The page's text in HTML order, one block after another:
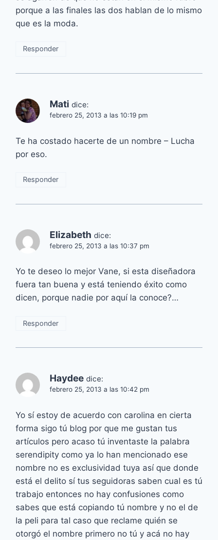
porque a las finales las dos hablan de lo mismo
que es la moda.
Responder
Mati dice:
febrero 25, 2013 a las 10:19 pm
Te ha costado hacerte de un nombre – Lucha
por eso.
Responder
Elizabeth dice:
febrero 25, 2013 a las 10:37 pm
Yo te deseo lo mejor Vane, si esta diseñadora
fuera tan buena y está teniendo éxito como
dicen, porque nadie por aquí la conoce?…
Responder
Haydee dice:
febrero 25, 2013 a las 10:42 pm
Yo sí estoy de acuerdo con carolina en cierta
forma sigo tú blog por que me gustan tus
artículos pero acaso tú inventaste la palabra
serendipity como ya lo han mencionado ese
nombre no es exclusividad tuya así que donde
está el delito sí tus seguidoras saben cual es tú
trabajo entonces no hay confusiones como
sabes que está copiando tú nombre y no el de
la peli para tal caso que reclame quién se
otorgó el nombre primero no tú y acá no hay